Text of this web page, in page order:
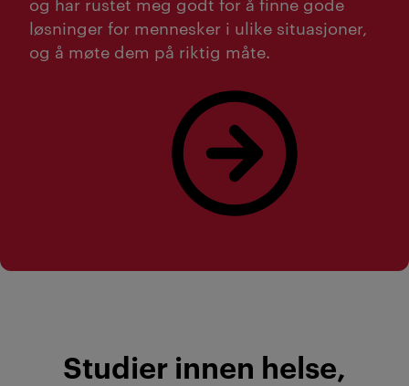
løsninger for mennesker i ulike situasjoner,
og å møte dem på riktig måte.
Les mer om Madelen Hessen!
Studier innen helse,